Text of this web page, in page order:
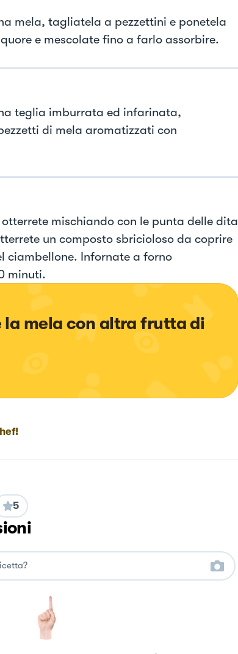
mela, tagliatela a pezzettini e ponetela
e mescolate fino a farlo assorbire.
teglia imburrata ed infarinata,
di mela aromatizzati con
mischiando con le punta delle dita
un composto sbricioloso da coprire
ciambellone. Infornate a forno
minuti.
la mela con altra frutta di
5